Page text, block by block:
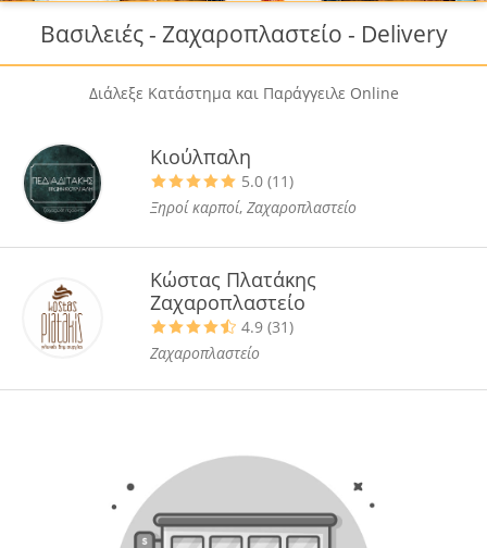
Βασιλειές - Ζαχαροπλαστείο - Delivery
Διάλεξε Κατάστημα και Παράγγειλε Online
Κιούλπαλη
5.0 (11)
Ξηροί καρποί, Ζαχαροπλαστείο
Κώστας Πλατάκης
Ζαχαροπλαστείο
4.9 (31)
Ζαχαροπλαστείο